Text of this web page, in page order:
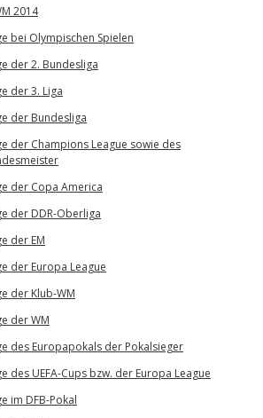
2014
bei Olympischen Spielen
der 2. Bundesliga
der 3. Liga
der Bundesliga
der Champions League sowie des
der Copa America
der DDR-Oberliga
der EM
der Europa League
der Klub-WM
der WM
des Europapokals der Pokalsieger
des UEFA-Cups bzw. der Europa League
im DFB-Pokal